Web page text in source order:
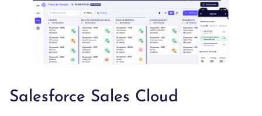
Salesforce Sales Cloud